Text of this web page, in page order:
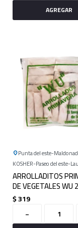
Punta del este
KOSHER Paseo del este
ARROLLADITOS
DE VEGETALES WU
UNIDADES
$319
-